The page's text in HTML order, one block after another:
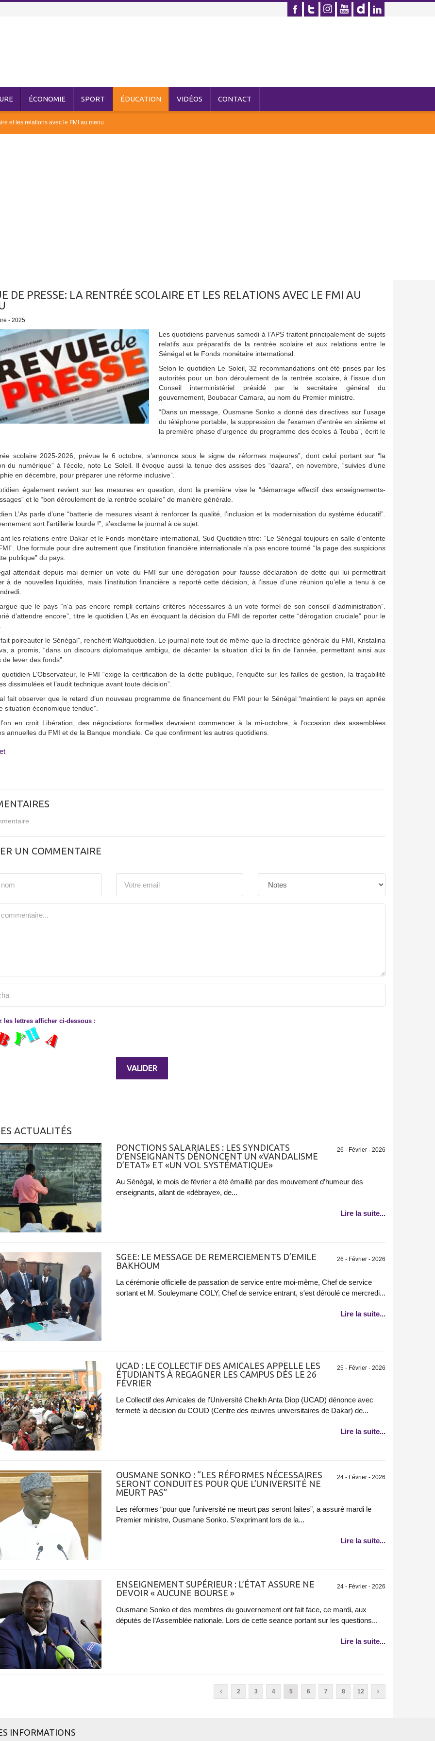
ÉCONOMIE SPORT ÉDUCATION VIDÉOS CONTACT
et les relations avec le FMI au menu
DE PRESSE: LA RENTRÉE SCOLAIRE ET LES RELATIONS AVEC LE FMI AU
- 2025
Les quotidiens parvenus samedi à l’APS traitent principalement de sujets
relatifs aux préparatifs de la rentrée scolaire et aux relations entre le
Sénégal et le Fonds monétaire international.
Selon le quotidien Le Soleil, 32 recommandations ont été prises par les
autorités pour un bon déroulement de la rentrée scolaire, à l’issue d’un
Conseil interministériel présidé par le secrétaire général du
gouvernement, Boubacar Camara, au nom du Premier ministre.
“Dans un message, Ousmane Sonko a donné des directives sur l’usage
du téléphone portable, la suppression de l’examen d’entrée en sixième et
la première phase d’urgence du programme des écoles à Touba”, écrit le
scolaire 2025-2026, prévue le 6 octobre, s’annonce sous le signe de réformes majeures”, dont celui portant sur “la
du numérique” à l’école, note Le Soleil. Il évoque aussi la tenue des assises des “daara”, en novembre, “suivies d’une
en décembre, pour préparer une réforme inclusive”.
également revient sur les mesures en question, dont la première vise le “démarrage effectif des enseignements-
et le “bon déroulement de la rentrée scolaire” de manière générale.
L’As parle d’une “batterie de mesures visant à renforcer la qualité, l’inclusion et la modernisation du système éducatif”.
sort l’artillerie lourde !”, s’exclame le journal à ce sujet.
les relations entre Dakar et le Fonds monétaire international, Sud Quotidien titre: “Le Sénégal toujours en salle d’entente
Une formule pour dire autrement que l’institution financière internationale n’a pas encore tourné “la page des suspicions
publique” du pays.
attendait depuis mai dernier un vote du FMI sur une dérogation pour fausse déclaration de dette qui lui permettrait
à de nouvelles liquidités, mais l’institution financière a reporté cette décision, à l’issue d’une réunion qu’elle a tenu à ce
que le pays “n’a pas encore rempli certains critères nécessaires à un vote formel de son conseil d’administration”.
d’attendre encore”, titre le quotidien L’As en évoquant la décision du FMI de reporter cette “dérogation cruciale” pour le
poireauter le Sénégal”, renchérit Walfquotidien. Le journal note tout de même que la directrice générale du FMI, Kristalina
a promis, “dans un discours diplomatique ambigu, de décanter la situation d’ici la fin de l’année, permettant ainsi aux
lever des fonds”.
L’Observateur, le FMI “exige la certification de la dette publique, l’enquête sur les failles de gestion, la traçabilité
dissimulées et l’audit technique avant toute décision”.
fait observer que le retard d’un nouveau programme de financement du FMI pour le Sénégal “maintient le pays en apnée
situation économique tendue”.
en croit Libération, des négociations formelles devraient commencer à la mi-octobre, à l’occasion des assemblées
annuelles du FMI et de la Banque mondiale. Ce que confirment les autres quotidiens.
UN COMMENTAIRE
les lettres afficher ci-dessous :
ACTUALITÉS
26 - Février - 2026
PONCTIONS SALARIALES : LES SYNDICATS
D’ENSEIGNANTS DÉNONCENT UN «VANDALISME
D’ETAT» ET «UN VOL SYSTÉMATIQUE»
Au Sénégal, le mois de février a été émaillé par des mouvement d’humeur des
enseignants, allant de «débraye», de...
Lire la suite...
26 - Février - 2026
SGEE: LE MESSAGE DE REMERCIEMENTS D’EMILE
BAKHOUM
La cérémonie officielle de passation de service entre moi-même, Chef de service
sortant et M. Souleymane COLY, Chef de service entrant, s'est déroulé ce mercredi...
Lire la suite...
25 - Février - 2026
UCAD : LE COLLECTIF DES AMICALES APPELLE LES
ÉTUDIANTS À REGAGNER LES CAMPUS DÈS LE 26
FÉVRIER
Le Collectif des Amicales de l'Université Cheikh Anta Diop (UCAD) dénonce avec
fermeté la décision du COUD (Centre des œuvres universitaires de Dakar) de...
Lire la suite...
24 - Février - 2026
OUSMANE SONKO : “LES RÉFORMES NÉCESSAIRES
SERONT CONDUITES POUR QUE L’UNIVERSITÉ NE
MEURT PAS”
Les réformes “pour que l’université ne meurt pas seront faites”, a assuré mardi le
Premier ministre, Ousmane Sonko. S’exprimant lors de la...
Lire la suite...
24 - Février - 2026
ENSEIGNEMENT SUPÉRIEUR : L’ÉTAT ASSURE NE
DEVOIR « AUCUNE BOURSE »
Ousmane Sonko et des membres du gouvernement ont fait face, ce mardi, aux
députés de l’Assemblée nationale. Lors de cette seance portant sur les questions...
Lire la suite...
2 3 4 5 6 7 8 12
INFORMATIONS